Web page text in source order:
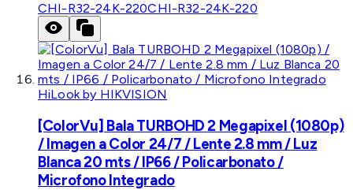
CHI-R32-24K-220CHI-R32-24K-220
HiLook by HIKVISION
[ColorVu] Bala TURBOHD 2 Megapixel (1080p)
/ Imagen a Color 24/7 / Lente 2.8 mm / Luz
Blanca 20 mts / IP66 / Policarbonato /
Microfono Integrado